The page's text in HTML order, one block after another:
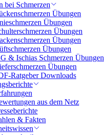
bei Schmerzen
Übungen
Übungen
Übungen
Übungen
Übungen
& Ischias Schmerzen Übungen
Übungen
Ratgeber Downloads
aus dem Netz
& Fakten